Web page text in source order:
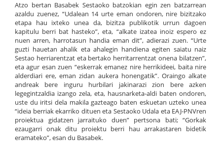
Atzo bertan Basabek Sestaoko batzokian egin zen batzarrean
azaldu zuenez, “Udalean 14 urte eman ondoren, nire bizitzako
etapa hau ixteko unea da, bizitza publikotik urrun dagoen
kapitulu berri bat hasteko”, eta, “alkate izatea inoiz espero ez
nuen arren, harrotasun handia eman dit”, adierazi zuen. “Urte
guzti hauetan ahalik eta ahalegin handiena egiten saiatu naiz
Sestao herriarentzat eta bertako herritarrentzat onena bilatzen”,
eta agur esan zuen “eskerrak emanez nire herrikideei, baita nire
alderdiari ere, eman zidan aukera honengatik”. Oraingo alkate
andreak bere inguru hurbilari jakinarazi zion bere azken
legegintzaldia izango zela, eta, hausnarketa-aldi baten ondoren,
uste du iritsi dela makila gazteago baten eskuetan uzteko unea
“ideia berriak ekarriko dituen eta Sestaoko Udala eta EAJ-PNVren
proiektua gidatzen jarraituko duen” pertsona bati; “Gorkak
ezaugarri onak ditu proiektu berri hau arrakastaren bidetik
eramateko”, esan du Basabek.